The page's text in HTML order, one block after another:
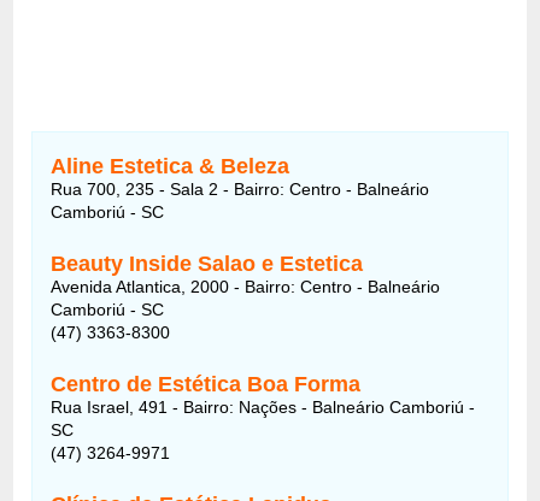
Aline Estetica & Beleza
Rua 700, 235 - Sala 2 - Bairro: Centro - Balneário
Camboriú - SC
Beauty Inside Salao e Estetica
Avenida Atlantica, 2000 - Bairro: Centro - Balneário
Camboriú - SC
(47) 3363-8300
Centro de Estética Boa Forma
Rua Israel, 491 - Bairro: Nações - Balneário Camboriú -
SC
(47) 3264-9971